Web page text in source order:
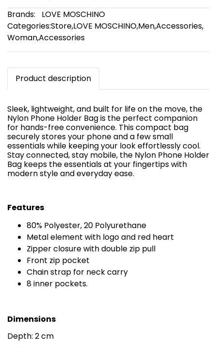
Brands:
LOVE MOSCHINO
Categories:Store,LOVE MOSCHINO,Men,Accessories,
Woman,Accessories
Product description
Sleek, lightweight, and built for life on the move, the
Nylon Phone Holder Bag is the perfect companion
for hands-free convenience. This compact bag
securely stores your phone and a few small
essentials while keeping your look effortlessly cool.
Stay connected, stay mobile, the Nylon Phone Holder
Bag keeps the essentials at your fingertips with
modern style and everyday ease.
Features
80% Polyester, 20 Polyurethane
Metal element with logo and red heart
Zipper closure with double zip pull
Front zip pocket
Chain strap for neck carry
8 inner pockets.
Dimensions
Depth: 2 cm